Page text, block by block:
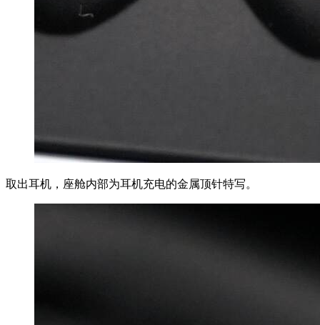
取出耳机，座舱内部为耳机充电的金属顶针特写。